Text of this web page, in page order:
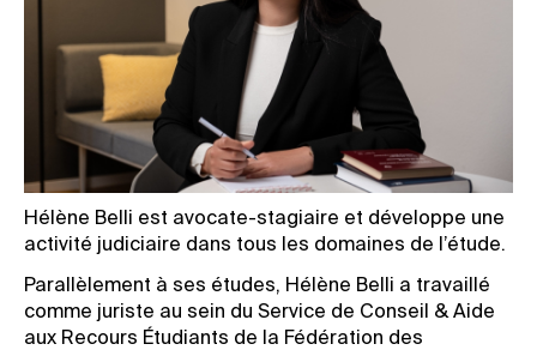
Hélène Belli est avocate-stagiaire et développe une
activité judiciaire dans tous les domaines de l’étude.
Parallèlement à ses études, Hélène Belli a travaillé
comme juriste au sein du Service de Conseil & Aide
aux Recours Étudiants de la Fédération des